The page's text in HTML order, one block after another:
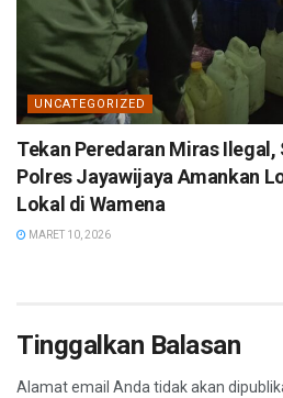
UNCATEGORIZED
Tekan Peredaran Miras Ilegal,
Polres Jayawijaya Amankan
Lokal di Wamena
MARET 10, 2026
Tinggalkan Balasan
Alamat email Anda tidak akan